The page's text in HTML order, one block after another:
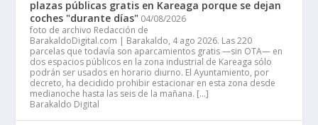
plazas públicas gratis en Kareaga porque se dejan
coches "durante días" 04/08/2026
foto de archivo Redacción de
BarakaldoDigital.com | Barakaldo, 4 ago 2026. Las 220
parcelas que todavía son aparcamientos gratis —sin OTA— en
dos espacios públicos en la zona industrial de Kareaga sólo
podrán ser usados en horario diurno. El Ayuntamiento, por
decreto, ha decidido prohibir estacionar en esta zona desde
medianoche hasta las seis de la mañana. […]
Barakaldo Digital